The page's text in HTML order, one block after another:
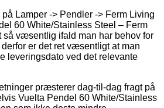
Lamper -> Pendler -> Ferm Living
60 White/Stainless Steel – Ferm
så væsentlig ifald man har behov for
er det ret væsentligt at man
leveringsdato ved det relevante
præsterer dag-til-dag fragt på
Vuelta Pendel 60 White/Stainless